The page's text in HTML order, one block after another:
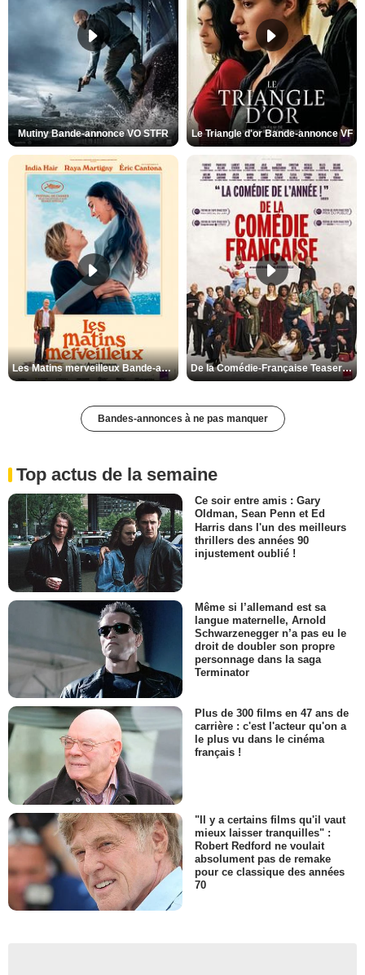
Mutiny Bande-annonce VO STFR Le Triangle d'or Bande-annonce VF
Les Matins merveilleux Bande-annonce VF De la Comédie-Française Teaser VF
Bandes-annonces à ne pas manquer
Top actus de la semaine
Ce soir entre amis : Gary
Oldman, Sean Penn et Ed
Harris dans l'un des meilleurs
thrillers des années 90
injustement oublié !
Même si l’allemand est sa
langue maternelle, Arnold
Schwarzenegger n’a pas eu le
droit de doubler son propre
personnage dans la saga
Terminator
Plus de 300 films en 47 ans de
carrière : c'est l'acteur qu'on a
le plus vu dans le cinéma
français !
"Il y a certains films qu'il vaut
mieux laisser tranquilles" :
Robert Redford ne voulait
absolument pas de remake
pour ce classique des années
70